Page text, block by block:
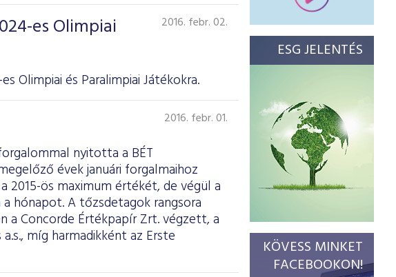
es Olimpiai
2016. febr. 02.
Olimpiai és Paralimpiai Játékokra.
2016. febr. 01.
nyitotta a BÉT
évek januári forgalmaihoz
2015-ös maximum értékét, de végül a
hónapot. A tőzsdetagok rangsora
a Concorde Értékpapír Zrt. végzett, a
míg harmadikként az Erste
ESG JELENTÉS
KÖVESS MINKET
FACEBOOKON!